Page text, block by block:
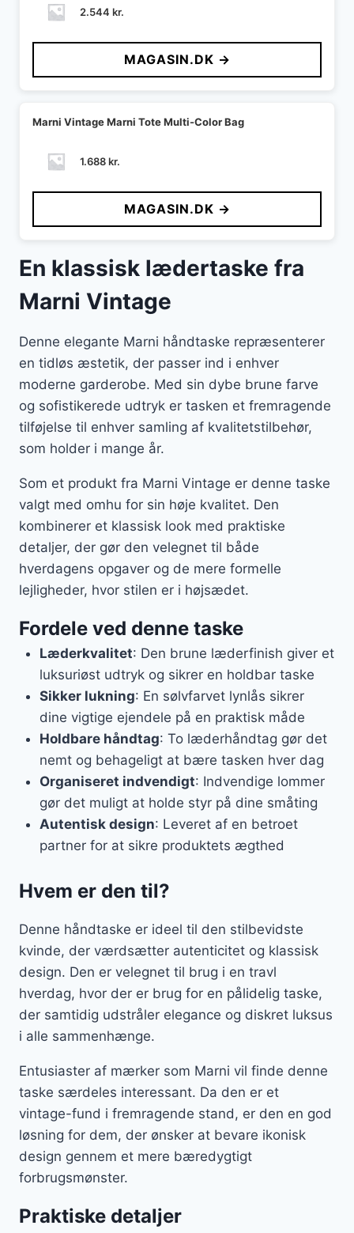
2.544 kr.
MAGASIN.DK →
Marni Vintage Marni Tote Multi-Color Bag
1.688kr.
MAGASIN.DK →
En klassisk lædertaske fra
Marni Vintage
Denne elegante Marni håndtaske repræsenterer
en tidløs æstetik, der passer ind i enhver
moderne garderobe. Med sin dybe brune farve
og sofistikerede udtryk er tasken et fremragende
tilføjelse til enhver samling af kvalitetstilbehør,
som holder i mange år.
Som et produkt fra Marni Vintage er denne taske
valgt med omhu for sin høje kvalitet. Den
kombinerer et klassisk look med praktiske
detaljer, der gør den velegnet til både
hverdagens opgaver og de mere formelle
lejligheder, hvor stilen er i højsædet.
Fordele ved denne taske
Læderkvalitet: Den brune læderfinish giver et
luksuriøst udtryk og sikrer en holdbar taske
Sikker lukning: En sølvfarvet lynlås sikrer
dine vigtige ejendele på en praktisk måde
Holdbare håndtag: To læderhåndtag gør det
nemt og behageligt at bære tasken hver dag
Organiseret indvendigt: Indvendige lommer
gør det muligt at holde styr på dine småting
Autentisk design: Leveret af en betroet
partner for at sikre produktets ægthed
Hvem er den til?
Denne håndtaske er ideel til den stilbevidste
kvinde, der værdsætter autenticitet og klassisk
design. Den er velegnet til brug i en travl
hverdag, hvor der er brug for en pålidelig taske,
der samtidig udstråler elegance og diskret luksus
i alle sammenhænge.
Entusiaster af mærker som Marni vil finde denne
taske særdeles interessant. Da den er et
vintage-fund i fremragende stand, er den en god
løsning for dem, der ønsker at bevare ikonisk
design gennem et mere bæredygtigt
forbrugsmønster.
Praktiske detaljer